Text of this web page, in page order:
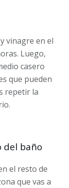
vinagre en el
Luego,
casero
que pueden
repetir la
del baño
el resto de
que vas a